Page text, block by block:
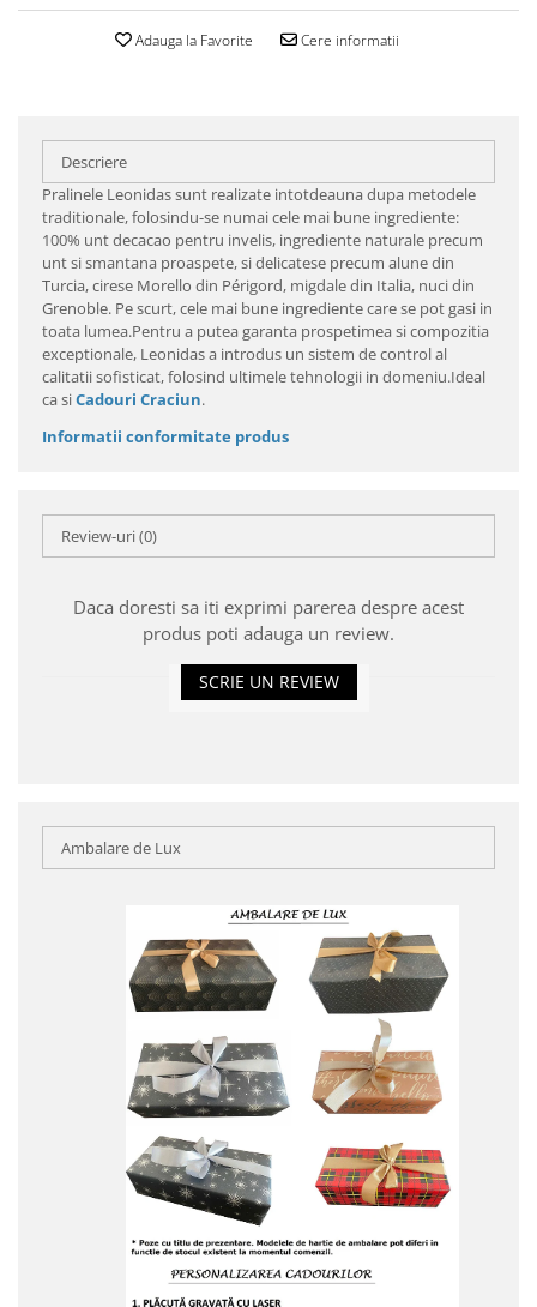
Adauga la Favorite Cere informatii
Descriere
Pralinele Leonidas sunt realizate intotdeauna dupa metodele
traditionale, folosindu-se numai cele mai bune ingrediente:
100% unt decacao pentru invelis, ingrediente naturale precum
unt si smantana proaspete, si delicatese precum alune din
Turcia, cirese Morello din Périgord, migdale din Italia, nuci din
Grenoble. Pe scurt, cele mai bune ingrediente care se pot gasi in
toata lumea.Pentru a putea garanta prospetimea si compozitia
exceptionale, Leonidas a introdus un sistem de control al
calitatii sofisticat, folosind ultimele tehnologii in domeniu.Ideal
ca siCadouri Craciun.
Informatii conformitate produs
Review-uri(0)
Daca doresti sa iti exprimi parerea despre acest
produs poti adauga un review.
SCRIE UN REVIEW
Ambalare de Lux